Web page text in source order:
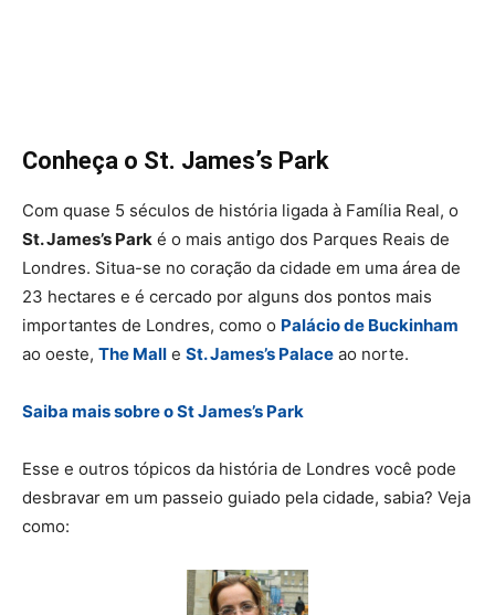
Conheça o St. James’s Park
Com quase 5 séculos de história ligada à Família Real, o
St. James’s Park é o mais antigo dos Parques Reais de
Londres. Situa-se no coração da cidade em uma área de
23 hectares e é cercado por alguns dos pontos mais
importantes de Londres, como o Palácio de Buckinham
ao oeste, The Mall e St. James’s Palace ao norte.
Saiba mais sobre o St James’s Park
Esse e outros tópicos da história de Londres você pode
desbravar em um passeio guiado pela cidade, sabia? Veja
como: